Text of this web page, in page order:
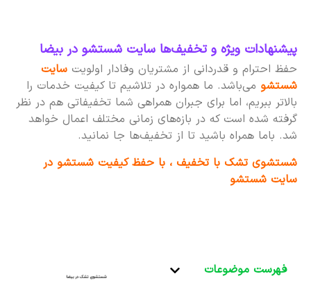
پیشنهادات ویژه و تخفیف‌ها سایت شستشو در بیضا
حفظ احترام و قدردانی از مشتریان وفادار اولویت سایت
شستشومی‌باشد. ما همواره در تلاشیم تا کیفیت خدمات را
بالاتر ببریم، اما برای جبران همراهی شما تخفیفاتی هم در نظر
گرفته شده است که در بازه‌های زمانی مختلف اعمال خواهد
شد. باما همراه باشید تا از تخفیف‌ها جا نمانید.
شستشوی تشک با تخفیف ، با حفظ کیفیت شستشو در
سایت شستشو
فهرست موضوعات